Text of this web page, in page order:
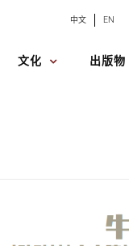
中文 EN
文化 出版物